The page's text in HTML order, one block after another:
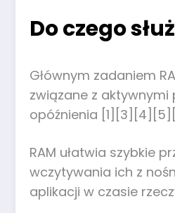
Do czego
Głównym zadaniem
związane z
opóźnienia
RAM ułatwia szybkie
wczytywania ich z
aplikacji w czasie